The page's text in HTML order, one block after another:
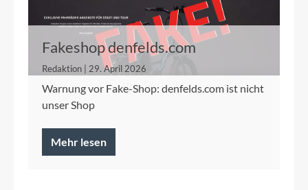
Fakeshop denfelds.com
Redaktion | 29. April 2026
Warnung vor Fake-Shop: denfelds.com ist nicht
unser Shop
Mehr lesen